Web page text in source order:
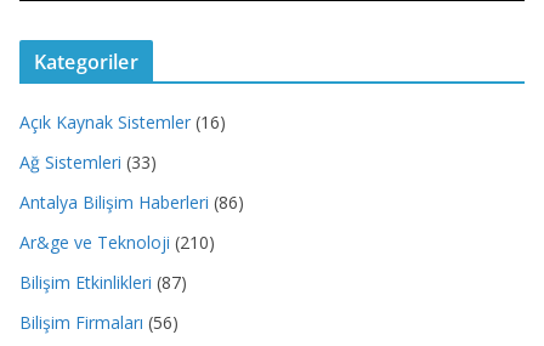
Kategoriler
Açık Kaynak Sistemler (16)
Ağ Sistemleri (33)
Antalya Bilişim Haberleri (86)
Ar&ge ve Teknoloji (210)
Bilişim Etkinlikleri (87)
Bilişim Firmaları (56)